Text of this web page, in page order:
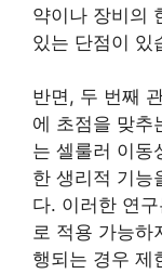
약이나 장비의
있는 단점이 있
반면, 두 번째
에 초점을 맞추
는 셀룰러 이동
한 생리적 기능
다. 이러한 연
로 적용 가능하
행되는 경우 제